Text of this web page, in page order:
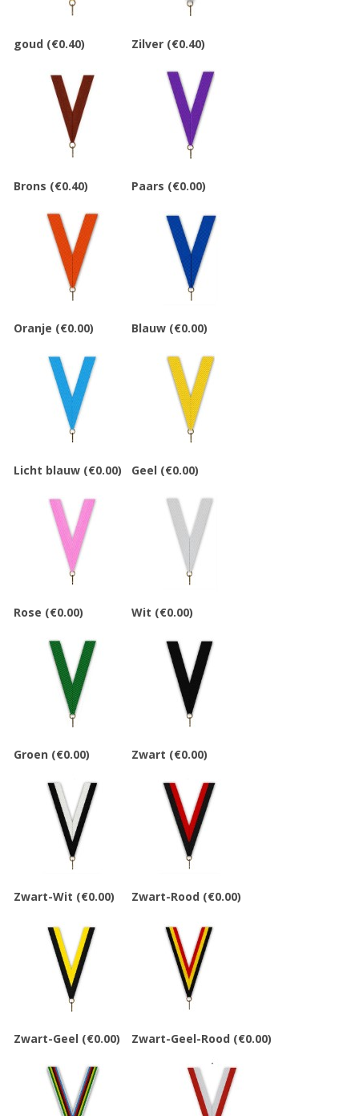
goud (€0.40) Zilver (€0.40)
Brons (€0.40) Paars (€0.00)
Oranje (€0.00) Blauw (€0.00)
Licht blauw (€0.00) Geel (€0.00)
Rose (€0.00) Wit (€0.00)
Groen (€0.00) Zwart (€0.00)
Zwart-Wit (€0.00) Zwart-Rood (€0.00)
Zwart-Geel (€0.00) Zwart-Geel-Rood (€0.00)